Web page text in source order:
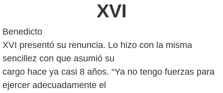
XVI
Benedicto
XVI presentó su renuncia. Lo hizo con la misma
sencillez con que asumió su
cargo hace ya casi 8 años. “Ya no tengo fuerzas para
ejercer adecuadamente el